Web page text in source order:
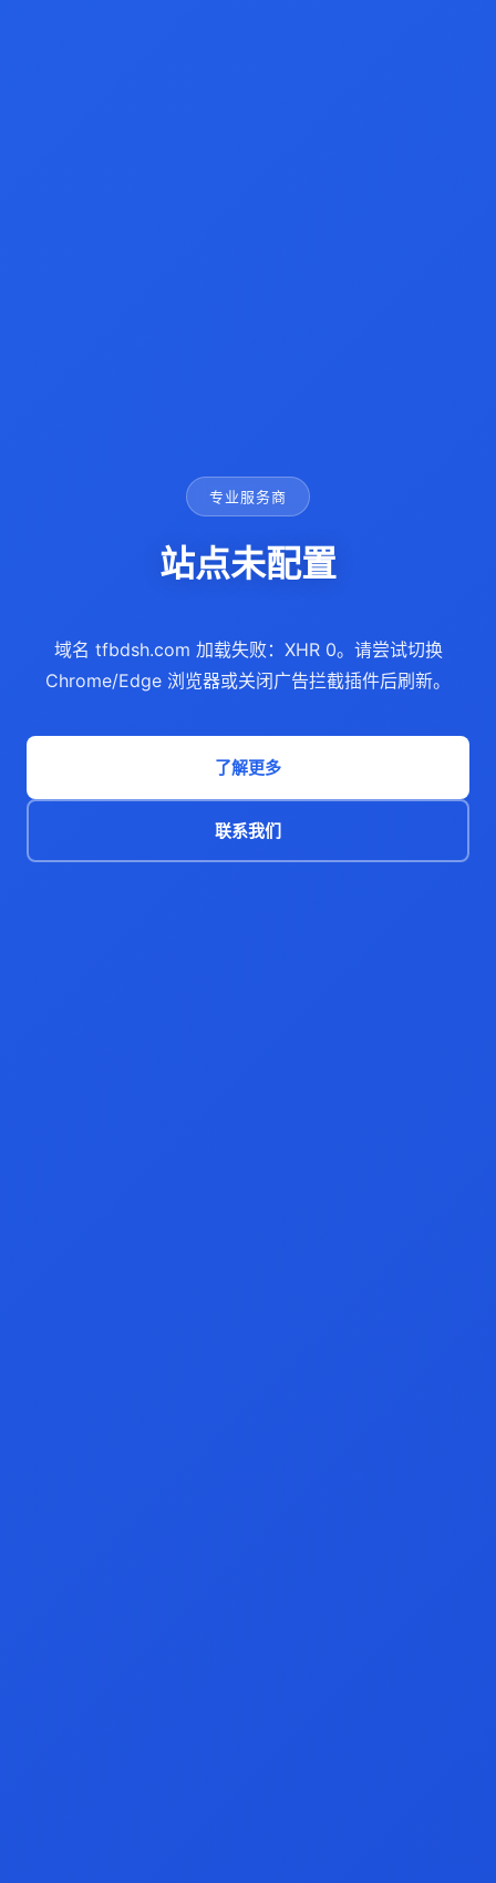
专业服务商
站点未配置
域名 tfbdsh.com 加载失败：XHR 0。请尝试切换
Chrome/Edge 浏览器或关闭广告拦截插件后刷新。
了解更多
联系我们